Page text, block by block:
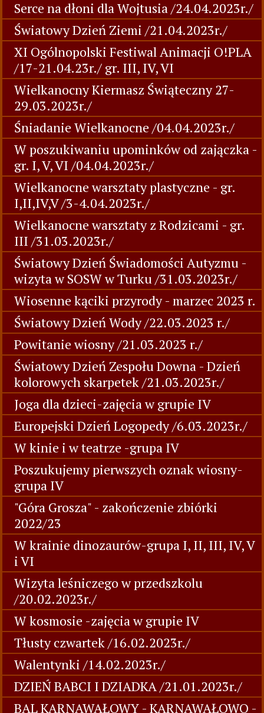
Serce na dłoni dla Wojtusia /24.04.2023r./
Światowy Dzień Ziemi /21.04.2023r./
XI Ogólnopolski Festiwal Animacji O!PLA
/17-21.04.23r./ gr. III, IV, VI
Wielkanocny Kiermasz Świąteczny 27-
29.03.2023r./
Śniadanie Wielkanocne /04.04.2023r./
W poszukiwaniu upominków od zajączka -
gr. I, V, VI /04.04.2023r./
Wielkanocne warsztaty plastyczne - gr.
I,II,IV,V /3-4.04.2023r./
Wielkanocne warsztaty z Rodzicami - gr.
III /31.03.2023r./
Światowy Dzień Świadomości Autyzmu -
wizyta w SOSW w Turku /31.03.2023r./
Wiosenne kąciki przyrody - marzec 2023 r.
Światowy Dzień Wody /22.03.2023 r./
Powitanie wiosny /21.03.2023 r./
Światowy Dzień Zespołu Downa - Dzień
kolorowych skarpetek /21.03.2023r./
Joga dla dzieci-zajęcia w grupie IV
Europejski Dzień Logopedy /6.03.2023r./
W kinie i w teatrze -grupa IV
Poszukujemy pierwszych oznak wiosny-
grupa IV
"Góra Grosza" - zakończenie zbiórki
2022/23
W krainie dinozaurów-grupa I, II, III, IV, V
i VI
Wizyta leśniczego w przedszkolu
/20.02.2023r./
W kosmosie -zajęcia w grupie IV
Tłusty czwartek /16.02.2023r./
Walentynki /14.02.2023r./
DZIEŃ BABCI I DZIADKA /21.01.2023r./
BAL KARNAWAŁOWY - KARNAWAŁOWO -